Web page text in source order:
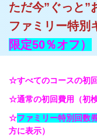
ただ今”ぐっと”
ファミリー特別
限定50％オフ）
☆すべてのコースの初
☆通常の初回費用（初
☆ファミリー特別回数
方に表示）